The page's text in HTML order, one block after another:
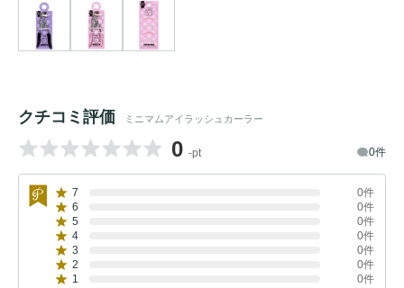
クチコミ評価 ミニマムアイラッシュカーラー
0 -pt 0件
7
0件
6
0件
5
0件
4
0件
3
0件
2
0件
1
0件